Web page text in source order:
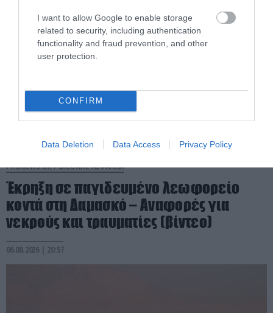
I want to allow Google to enable storage
related to security, including authentication
functionality and fraud prevention, and other
user protection.
CONFIRM
Data Deletion Data Access Privacy Policy
PRONEWS.GR /ΔΙΕΘΝΗΣ ΑΣΦΑΛΕΙΑ
Έκρηξη σε παγιδευμένο λεωφορείο
κοντά στη Δαμασκό – Αναφορές για
νεκρούς και τραυματίες (βίντεο)
06.08.2026 | 20:57